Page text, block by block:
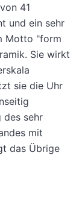
41
und ein sehr
Motto "form
Sie wirkt
sie die Uhr
des sehr
mit
das Übrige